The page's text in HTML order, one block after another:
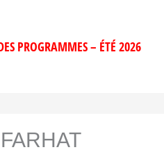
PROGRAMMES – ÉTÉ 2026